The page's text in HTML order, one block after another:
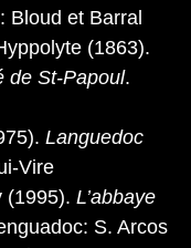
Bloud et Barral
(1863).
de St-Papoul.
Languedoc
Vire
(1995). L’abbaye
S. Arcos